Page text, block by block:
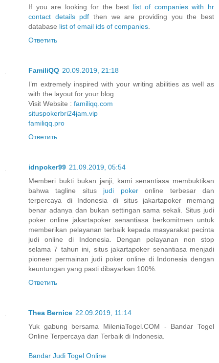
If you are looking for the best list of companies with hr
contact details pdf then we are providing you the best
database list of email ids of companies
Ответить
FamiliQQ 20.09.2019, 21:18
I’m extremely inspired with your writing abilities as well as
with the layout for your blog..
Visit Website : familiqq.com
situspokerbri24jam.vip
familiqq.pro
Ответить
idnpoker99 21.09.2019, 05:54
Memberi bukti bukan janji, kami senantiasa membuktikan
bahwa tagline situs judi pokeronline terbesar dan
terpercaya di Indonesia di situs jakartapoker memang
benar adanya dan bukan settingan sama sekali. Situs judi
poker online jakartapoker senantiasa berkomitmen untuk
memberikan pelayanan terbaik kepada masyarakat pecinta
judi online di Indonesia. Dengan pelayanan non stop
selama 7 tahun ini, situs jakartapoker senantiasa menjadi
pioneer permainan judi poker online di Indonesia dengan
keuntungan yang pasti dibayarkan 100%.
Ответить
Thea Bernice 22.09.2019, 11:14
Yuk gabung bersama MileniaTogel.COM - Bandar Togel
Online Terpercaya dan Terbaik di Indonesia.
Bandar Judi Togel Online